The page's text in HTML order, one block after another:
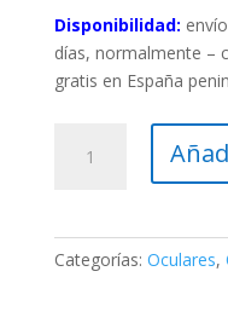
Disponibilidad:
días, normalmente –
gratis en España
Omegon
cantidad
Categorías: Oculares,